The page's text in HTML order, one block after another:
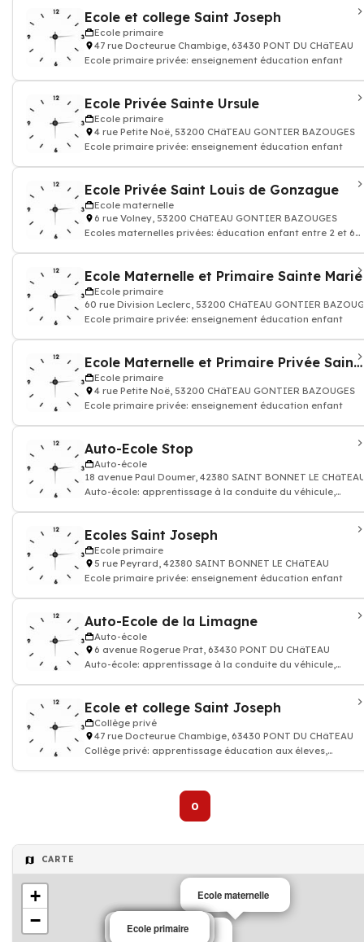
Ecole et college Saint Joseph
Ecole primaire
47 rue Docteurue Chambige, 63430 PONT DU CHâTEAU
Ecole primaire privée: enseignement éducation enfant
Ecole Privée Sainte Ursule
Ecole primaire
4 rue Petite Noë, 53200 CHâTEAU GONTIER BAZOUGES
Ecole primaire privée: enseignement éducation enfant
Ecole Privée Saint Louis de Gonzague
Ecole maternelle
6 rue Volney, 53200 CHâTEAU GONTIER BAZOUGES
Ecoles maternelles privées: éducation enfant entre 2 et 6
Ecole Maternelle et Primaire Sainte Marie
Ecole primaire
60 rue Division Leclerc, 53200 CHâTEAU GONTIER
Ecole primaire privée: enseignement éducation enfant
Ecole Maternelle et Primaire Privée Sainte Ursule
Ecole primaire
4 rue Petite Noë, 53200 CHâTEAU GONTIER BAZOUGES
Ecole primaire privée: enseignement éducation enfant
Auto-Ecole Stop
Auto-école
18 avenue Paul Doumer, 42380 SAINT BONNET LE
Auto-école: apprentissage à la conduite du véhicule,
Ecoles Saint Joseph
Ecole primaire
5 rue Peyrard, 42380 SAINT BONNET LE CHâTEAU
Ecole primaire privée: enseignement éducation enfant
Auto-Ecole de la Limagne
Auto-école
6 avenue Rogerue Prat, 63430 PONT DU CHâTEAU
Auto-école: apprentissage à la conduite du véhicule,
Ecole et college Saint Joseph
Collège privé
47 rue Docteurue Chambige, 63430 PONT DU CHâTEAU
Collège privé: apprentissage éducation aux éleves,
0
CARTE
Ecole maternelle
Auto-école
Ecole primaire
Ecole maternelle
Ecole primaire
Ecole primaire
+
−